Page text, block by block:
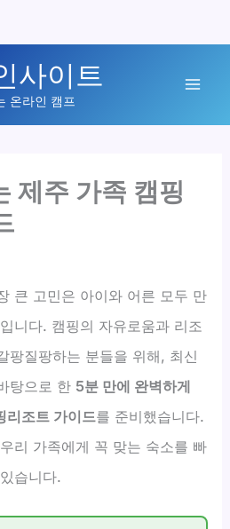
사이트
온라인 캠프
제주 가족 캠핑
큰 고민은 아이와 어른 모두 만
니다. 캠핑의 자유로움과 리조
팡질팡하는 분들을 위해, 최신
탕으로 한 5분 만에 완벽하게
리조트 가이드를 준비했습니다.
리 가족에게 꼭 맞는 숙소를 빠
습니다.